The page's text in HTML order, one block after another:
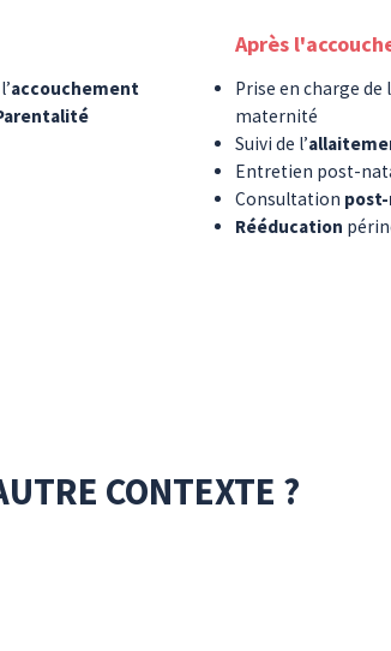
accouchement
Après
Prise en charge de
maternité
Suivi de l’
Entretien post-
Consultation
Rééducation
CONTEXTE ?